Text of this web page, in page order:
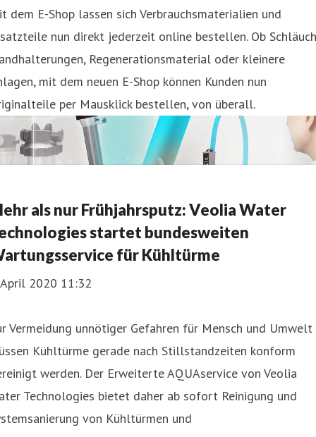
dem E-Shop lassen sich Verbrauchsmaterialien und
nun direkt jederzeit online bestellen. Ob
Regenerationsmaterial oder kleinere
mit dem neuen E-Shop können Kunden nun
per Mausklick bestellen, von überall.
als nur Frühjahrsputz: Veolia Water
startet bundesweiten
für Kühltürme
2020 11:32
Vermeidung unnötiger Gefahren für Mensch und Umwelt
Kühltürme gerade nach Stillstandzeiten konform
werden. Der Erweiterte AQUAservice von Veolia
Technologies bietet daher ab sofort Reinigung und
von Kühltürmen und